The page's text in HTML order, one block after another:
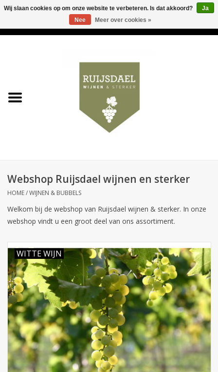
& sterker
Contact
Relatiegeschenken
Webshop Ruijsdael wijnen en sterker
HOME/WIJNEN & BUBBELS
Welkom bij de webshop van Ruijsdael wijnen & sterker. In onze
webshop vindt u een groot deel van ons assortiment.
WITTE WIJN
Wij slaan cookies op om onze website te verbeteren. Is dat akkoord?
Ja
Nee
Meer over cookies »